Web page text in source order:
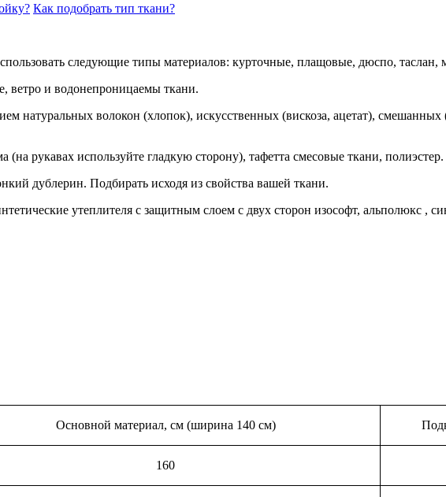
Как подобрать тип ткани?
следующие типы материалов: курточные, плащовые, дюспо, таслан,
и водонепроницаемы ткани.
натуральных волокон (хлопок), искусственных (вискоза, ацетат), смешанных
используйте гладкую сторону), тафетта смесовые ткани, полиэстер.
Подбирать исходя из свойства вашей ткани.
утеплителя с защитным слоем с двух сторон изософт, альполюкс ,
Основной материал, см (ширина 140 см)
160